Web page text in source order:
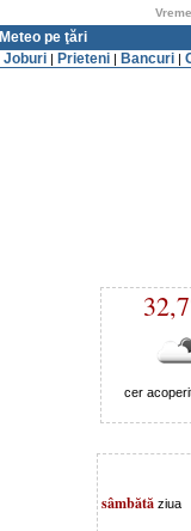
Meteo pe ţări
Joburi | Prieteni | Bancuri |
cer
sâmbătă ziua